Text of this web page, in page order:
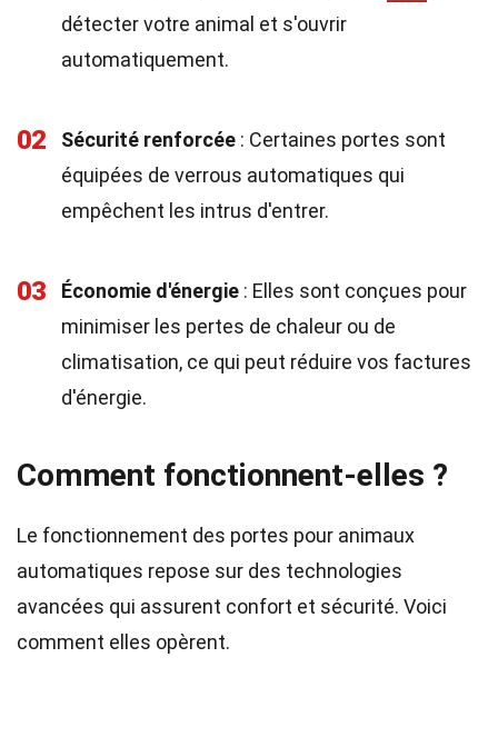
détecter votre animal et s'ouvrir
automatiquement.
02 Sécurité renforcée : Certaines portes sont
équipées de verrous automatiques qui
empêchent les intrus d'entrer.
03 Économie d'énergie : Elles sont conçues pour
minimiser les pertes de chaleur ou de
climatisation, ce qui peut réduire vos factures
d'énergie.
Comment fonctionnent-elles ?
Le fonctionnement des portes pour animaux
automatiques repose sur des technologies
avancées qui assurent confort et sécurité. Voici
comment elles opèrent.